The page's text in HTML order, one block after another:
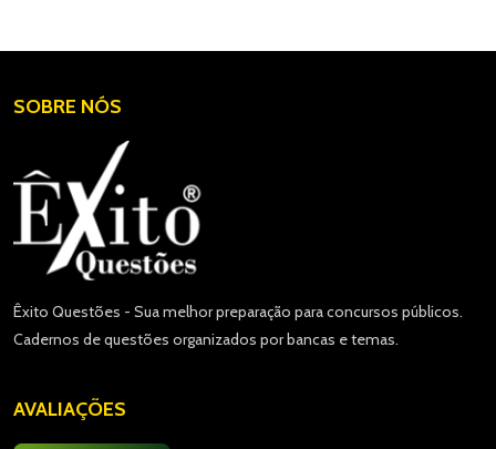
SOBRE NÓS
Êxito Questões - Sua melhor preparação para concursos públicos.
Cadernos de questões organizados por bancas e temas.
AVALIAÇÕES